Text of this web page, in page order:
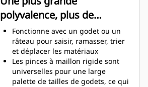
manière régulière là où un godet
ou un râteau seul serait insuffisant
polyvalence, plus de
productivité
Fonctionne avec un godet ou un
râteau pour saisir, ramasser, trier
et déplacer les matériaux
Les pinces à maillon rigide sont
universelles pour une large
palette de tailles de godets, ce qui